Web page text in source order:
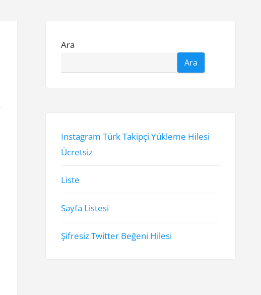
Ara
Ara
Instagram Türk Takipçi Yükleme Hilesi
Ücretsiz
Liste
Sayfa Listesi
Şifresiz Twitter Beğeni Hilesi